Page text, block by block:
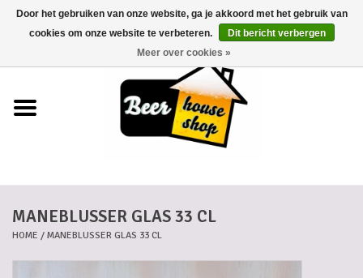
0 Artikelen - €0,00
Biermanden
Blikken
MANEBLUSSER GLAS 33 CL
HOME / MANEBLUSSER GLAS 33 CL
Door het gebruiken van onze website, ga je akkoord met het gebruik van
cookies om onze website te verbeteren.
Dit bericht verbergen
Meer over cookies »